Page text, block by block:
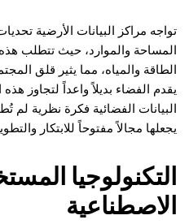
تواجه مراكز البيانات الأرضية
المساحة والموارد، حيث تتطلب
الطاقة والمياه، مما يثير قلق
يقدم الفضاء بديلاً واعداً لتجاوز
البيانات الفضائية فكرة نظرية لم
يجعلها مجالاً مفتوحاً للابتكار
التكنولوجيا
الاصطناعية